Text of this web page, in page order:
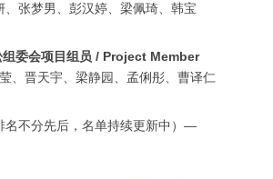
、张梦男、彭汉婷、梁佩琦、韩宝
组委会项目组员 / Project Member
、晋天宇、梁静园、孟俐彤、曹译仁
不分先后，名单持续更新中）—